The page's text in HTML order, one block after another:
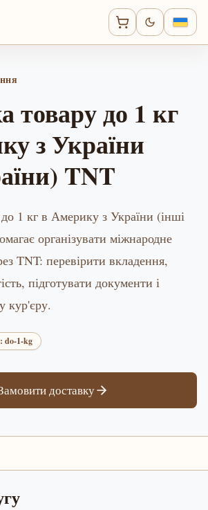
товару до 1 кг
з України
TNT
1 кг в Америку з України (інші
організувати міжнародне
TNT: перевірити вкладення,
підготувати документи і
кур'єру.
do-1-kg
доставку